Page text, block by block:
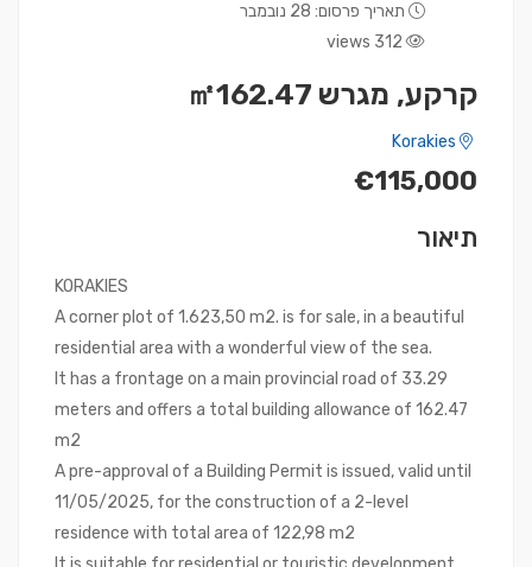
תאריך פרסום: 28 נובמבר
312 views
קרקע, מגרש ㎡162.47
€115,000
תיאור
KORAKIES
A corner plot of 1.623,50 m2. is for sale, in a beautiful
residential area with a wonderful view of the sea.
It has a frontage on a main provincial road of 33.29
meters and offers a total building allowance of 162.47
m2
A pre-approval of a Building Permit is issued, valid until
11/05/2025, for the construction of a 2-level
residence with total area of 122,98 m2